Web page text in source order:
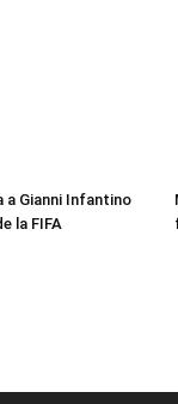
a Gianni Infantino
la FIFA